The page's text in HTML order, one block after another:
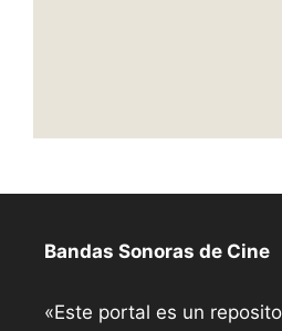
Bandas Sonoras de Cine
«Este portal es un